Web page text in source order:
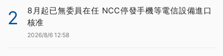
2
8月起已無委員在任 NCC停發手機等電信設備進口
核准
2026/8/6 12:58